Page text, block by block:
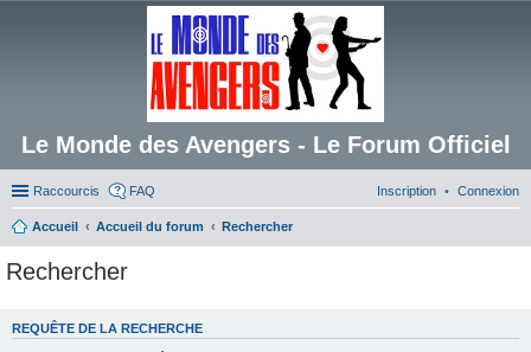
Le Monde des Avengers - Le Forum Officiel
Raccourcis FAQ Connexion
Inscription
Accueil Accueil du forum Rechercher
Rechercher
REQUÊTE DE LA RECHERCHE